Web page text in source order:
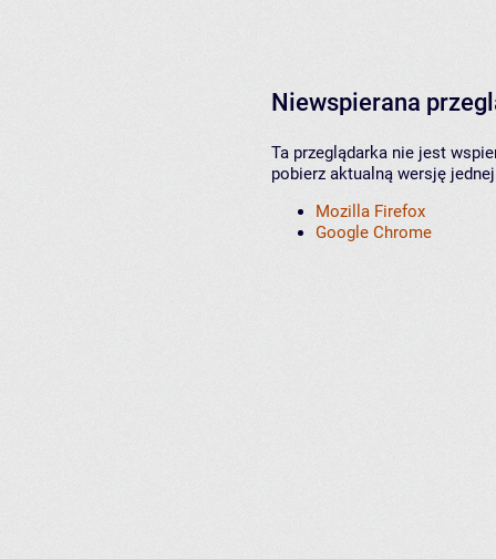
Niewspierana
Ta przeglądarka nie jest
pobierz aktualną wersję
Mozilla Firefox
Google Chrome